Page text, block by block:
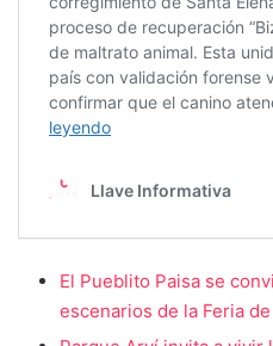
El Pueblito Paisa se
escenarios de la Feria